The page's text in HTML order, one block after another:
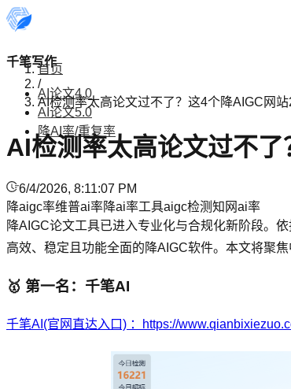
千笔写作
AI论文4.0
AI论文5.0
降AI率/重复率
首页
/
AI检测率太高论文过不了？这4个降AIGC网站
AI检测率太高论文过不了
6/4/2026, 8:11:07 PM
降aigc率维普ai率降ai率工具aigc检测知网ai率
降AIGC论文工具已进入专业化与合规化新阶段。
高效、稳定且功能全面的降AIGC软件。本文将聚
🥇 第一名：千笔AI
千笔AI(官网直达入口) ：https://